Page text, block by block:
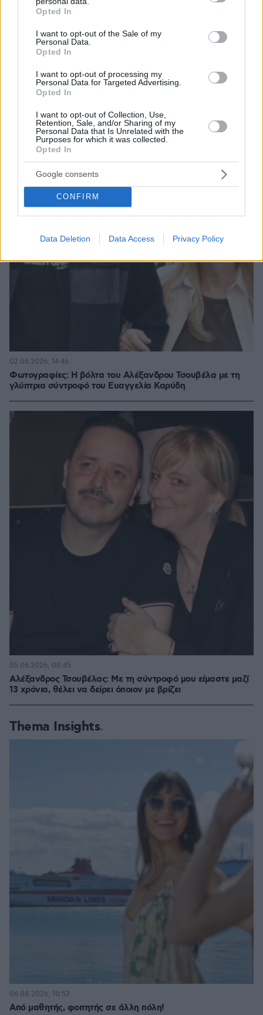
grant or deny consent to Google and its third-party tags to
use your data for below specified purposes in below Google
consent section.
Opted In
I want to opt-out of the Sale of my
Personal Data.
Opted In
I want to opt-out of processing my
Personal Data for Targeted Advertising.
Opted In
I want to opt-out of Collection, Use,
Retention, Sale, and/or Sharing of my
Personal Data that Is Unrelated with the
Purposes for which it was collected.
Opted In
Google consents
CONFIRM
Data Deletion Data Access Privacy Policy
Σχετικά Άρθρα
Φωτογραφίες: Η βόλτα του Αλέξανδρου Τσουβέλα με τη
γλύπτρια σύντροφό του Ευαγγελία Καρύδη
02.06.2026, 14:46
Αλέξανδρος Τσουβέλας: Με τη σύντροφό μου είμαστε μαζί
13 χρόνια, θέλει να δείρει όποιον με βρίζει
05.06.2026, 08:45
Thema Insights
Από μαθητής, φοιτητής σε άλλη πόλη!
06.08.2026, 10:52
και μάθετε πρώτοι όλες τις ειδήσεις
Δείτε όλες τις τελευταίεςΕιδήσεις
από την Ελλάδα
και τον Κόσμο, τη στιγμή που συμβαίνουν, στο